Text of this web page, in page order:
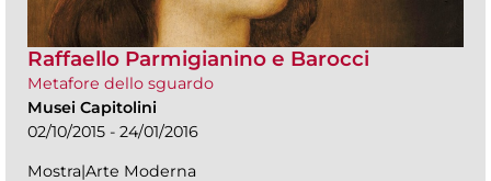
Raffaello Parmigianino e Barocci
Metafore dello sguardo
Musei Capitolini
02/10/2015 - 24/01/2016
Mostra|Arte Moderna